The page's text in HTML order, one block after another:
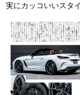
実にカッコいいスタ